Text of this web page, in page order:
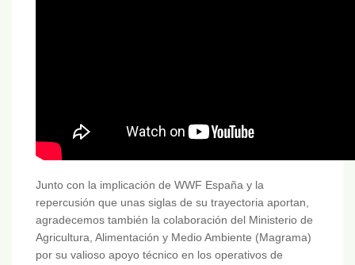
Junto con la implicación de WWF España y la
repercusión que unas siglas de su trayectoria aportan,
agradecemos también la colaboración del Ministerio de
Agricultura, Alimentación y Medio Ambiente (Magrama)
por su valioso apoyo técnico en los operativos de